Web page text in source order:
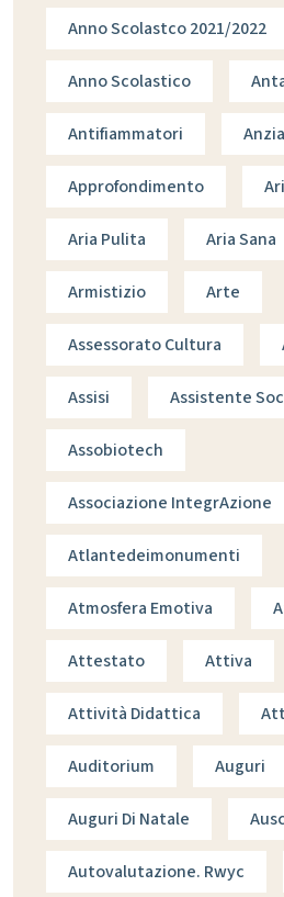
Anno Scolastco 2021/2022
Anno Scolastico
Antifiammatori
Approfondimento
Aria Pulita Aria Sana
Armistizio Arte
Assessorato Cultura
Assisi Assistente
Assobiotech
Associazione IntegrAzione
Atlantedeimonumenti
Atmosfera Emotiva
Attestato Attiva
Attività Didattica
Auditorium Auguri
Auguri Di Natale
Autovalutazione. Rwyc